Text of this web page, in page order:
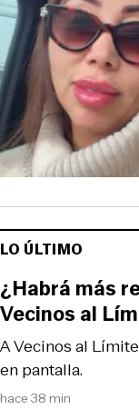
LO ÚLTIMO
hace 38 min
A Vecinos al
en pantalla.
¿Habrá más
Vecinos al